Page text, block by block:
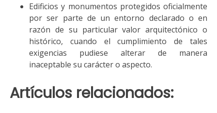
Edificios y monumentos protegidos oficialmente
por ser parte de un entorno declarado o en
razón de su particular valor arquitectónico o
histórico, cuando el cumplimiento de tales
exigencias pudiese alterar de manera
inaceptable su carácter o aspecto.
Artículos relacionados: